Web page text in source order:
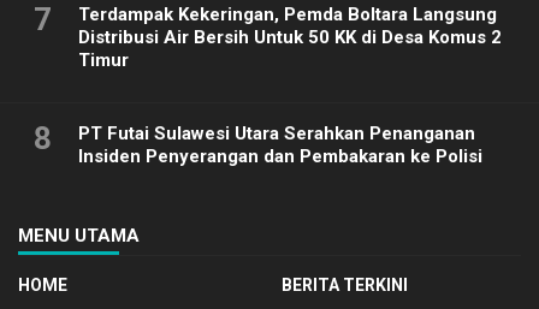
7
Terdampak Kekeringan, Pemda Boltara Langsung
Distribusi Air Bersih Untuk 50 KK di Desa Komus 2
Timur
8
PT Futai Sulawesi Utara Serahkan Penanganan
Insiden Penyerangan dan Pembakaran ke Polisi
MENU UTAMA
HOME
BERITA TERKINI